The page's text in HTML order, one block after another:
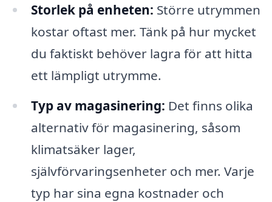
Storlek på enheten: Större utrymmen
kostar oftast mer. Tänk på hur mycket
du faktiskt behöver lagra för att hitta
ett lämpligt utrymme.
Typ av magasinering: Det finns olika
alternativ för magasinering, såsom
klimatsäker lager,
självförvaringsenheter och mer. Varje
typ har sina egna kostnader och